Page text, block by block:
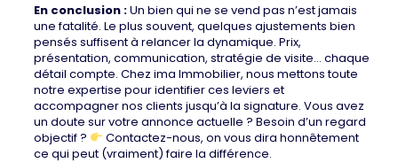
En conclusion :Un bien qui ne se vend pas n’est jamais
une fatalité. Le plus souvent, quelques ajustements bien
pensés suffisent à relancer la dynamique. Prix,
présentation, communication, stratégie de visite… chaque
détail compte. Chez ima Immobilier, nous mettons toute
notre expertise pour identifier ces leviers et
accompagner nos clients jusqu’à la signature. Vous avez
un doute sur votre annonce actuelle ? Besoin d’un regard
objectif ?
Contactez-nous, on vous dira honnêtement
ce qui peut (vraiment) faire la différence.